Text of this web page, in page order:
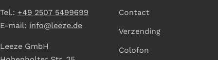
Tel.: +49 2507 5499699
E-mail: info@leeze.de
Leeze GmbH
Contact
Verzending
Colofon